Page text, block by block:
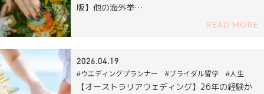
版】他の海外挙…
READ MORE
2026.04.19
#ウエディングプランナー #ブライダル留学 #人生
【オーストラリアウェディング】26年の経験か